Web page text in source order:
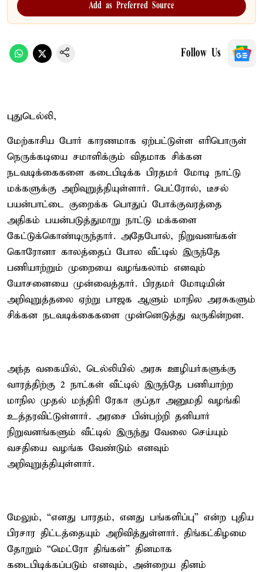
Add as Preferred Source
Follow Us
புதுடெல்லி,
மேற்காசிய போர் காரணமாக ஏற்பட்டுள்ள எரிபொருள்
நெருக்கடியை சமாளிக்கும் விதமாக சிக்கன
நடவடிக்கைகளை கடைபிடிக்க பிரதமர் மோடி நாட்டு
மக்களுக்கு அறிவுறுத்தியுள்ளார். பெட்ரோல், டீசல்
பயன்பாட்டை குறைக்க பொதுப் போக்குவரத்தை
அதிகம் பயன்படுத்துமாறு நாட்டு மக்களை
கேட்டுக்கொண்டிருந்தார். அதேபோல், நிறுவனங்கள்
கொரோனா காலத்தைப் போல வீட்டில் இருந்தே
பணியாற்றும் முறையை வழங்கலாம் எனவும்
யோசனையை முன்வைத்தார். பிரதமர் மோடியின்
அறிவுறுத்தலை ஏற்று பாஜக ஆளும் மாநில அரசுகளும்
சிக்கன நடவடிக்கைகளை முன்னெடுத்து வருகின்றன.
அந்த வகையில், டெல்லியில் அரசு ஊழியர்களுக்கு
வாரத்திற்கு 2 நாட்கள் வீட்டில் இருந்தே பணியாற்ற
மாநில முதல் மந்திரி ரேகா குப்தா அனுமதி வழங்கி
உத்தரவிட்டுள்ளார். அரசை பின்பற்றி தனியார்
நிறுவனங்களும் வீட்டில் இருந்து வேலை செய்யும்
வசதியை வழங்க வேண்டும் எனவும்
அறிவுறுத்தியுள்ளார்.
மேலும், “எனது பாரதம், எனது பங்களிப்பு” என்ற புதிய
பிரசார திட்டத்தையும் அறிவித்துள்ளார். திங்கட்கிழமை
தோறும் “மெட்ரோ திங்கள்” தினமாக
கடைபிடிக்கப்படும் எனவும், அன்றைய தினம்